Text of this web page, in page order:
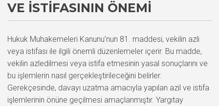
VE İSTIFASININ ÖNEMI
Hukuk Muhakemeleri Kanunu’nun 81. maddesi, vekilin azli
veya istifası ile ilgili önemli düzenlemeler içerir. Bu madde,
vekilin azledilmesi veya istifa etmesinin yasal sonuçlarını ve
bu işlemlerin nasıl gerçekleştirileceğini belirler.
Gerekçesinde, davayı uzatma amacıyla yapılan azil ve istifa
işlemlerinin önüne geçilmesi amaçlanmıştır. Yargıtay